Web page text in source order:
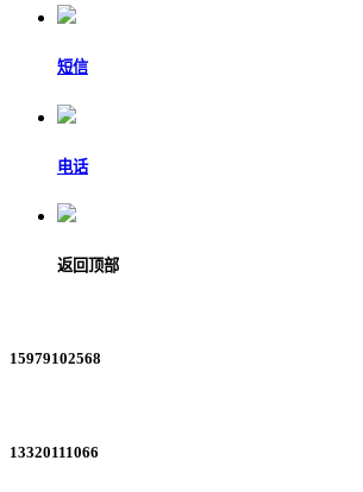
短信
电话
返回顶部
15979102568
13320111066